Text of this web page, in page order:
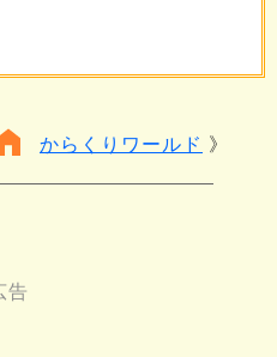
からくりワールド